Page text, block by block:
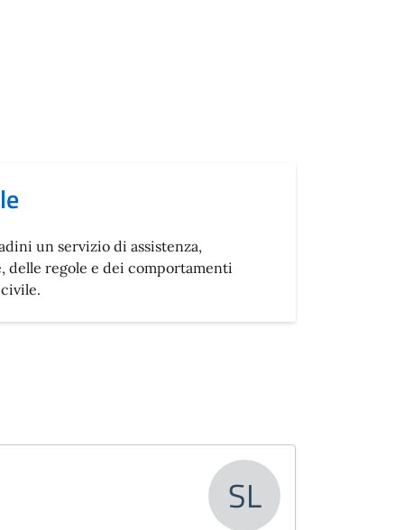
un servizio di assistenza,
delle regole e dei comportamenti
SL